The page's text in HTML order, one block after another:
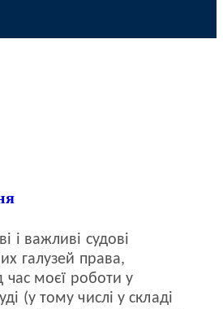
і важливі судові
галузей права,
час моєї роботи у
(у тому числі у складі